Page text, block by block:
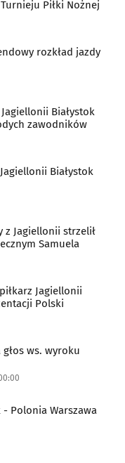
Piłki Nożnej
rozkład jazdy
Białystok
zawodników
Białystok
z Jagiellonii strzelił
Samuela
Jagiellonii
Polski
ws. wyroku
- Polonia Warszawa